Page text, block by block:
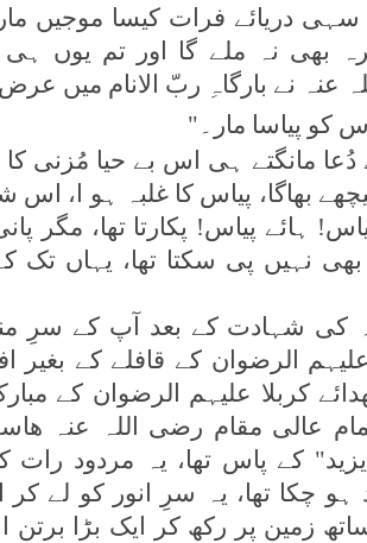
سہی دریائے فرات کیسا موجیں
بھی نہ ملے گا اور تم یوں ہی
عنہ نے بارگاہِ ربّ الانام میں
کو پیاسا مار۔"
مانگتے ہی اس بے حیا مُزنی کا
بھاگا، پیاس کا غلبہ ہو ا،
ہائے پیاس! پکارتا تھا، مگر
بھی نہیں پی سکتا تھا، یہاں
کی شہادت کے بعد آپ کے سرِ
کربلا علیہم الرضوان کے
عالی مقام رضی اللہ عنہ
کے پاس تھا، یہ مردود رات
چکا تھا، یہ سرِ انور کو لے کر
زمین پر رکھ کر ایک بڑا برتن